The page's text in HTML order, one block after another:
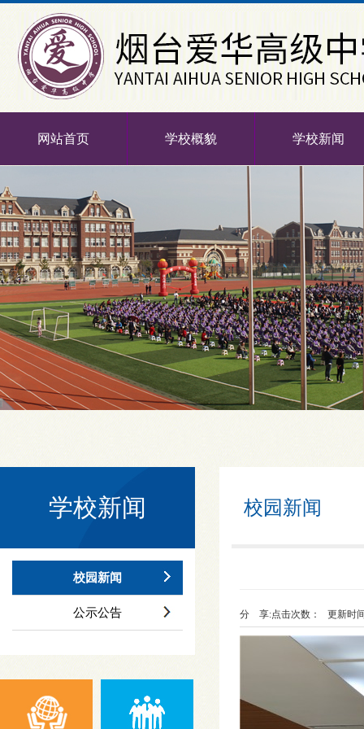
网站首页 学校概貌 学校新闻
学校新闻
校园新闻
公示公告
校园新闻
点击次数： 更新时
分 享: